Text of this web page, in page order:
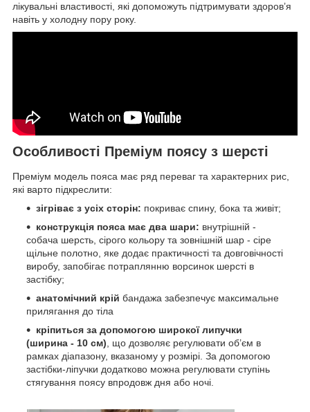
лікувальні властивості, які допоможуть підтримувати здоров’я
навіть у холодну пору року.
Особливості Преміум поясу з шерсті
Преміум модель пояса має ряд переваг та характерних рис,
які варто підкреслити:
зігріває з усіх сторін: покриває спину, бока та живіт;
конструкція пояса має два шари: внутрішній -
собача шерсть, сірого кольору та зовнішній шар - сіре
щільне полотно, яке додає практичності та довговічності
виробу, запобігає потраплянню ворсинок шерсті в
застібку;
анатомічний крій бандажа забезпечує максимальне
прилягання до тіла
кріпиться за допомогою широкої липучки
(ширина - 10 см) , що дозволяє регулювати об’єм в
рамках діапазону, вказаному у розмірі. За допомогою
застібки-ліпучки додатково можна регулювати ступінь
стягування поясу впродовж дня або ночі.